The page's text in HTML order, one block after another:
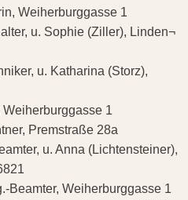
Weiherburggasse 1
u. Sophie (Ziller), Linden¬
u. Katharina (Storz),
1
Premstraße 28a
u. Anna (Lichtensteiner),
Beamter, Weiherburggasse 1